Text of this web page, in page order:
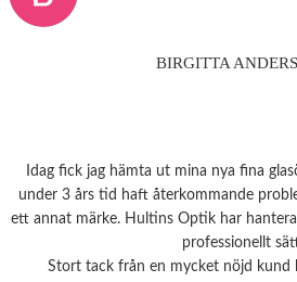
BIRGITTA
Idag fick jag hämta ut mina nya fina
under 3 års tid haft återkommande
ett annat märke. Hultins Optik har
professionellt
Stort tack från en mycket nöjd